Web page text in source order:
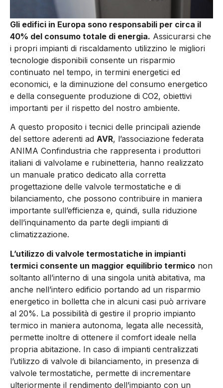
Gli edifici in Europa sono responsabili per circa il
40% del consumo totale di energia. Assicurarsi che
i propri impianti di riscaldamento utilizzino le migliori
tecnologie disponibili consente un risparmio
continuato nel tempo, in termini energetici ed
economici, e la diminuzione del consumo energetico
e della conseguente produzione di CO2, obiettivi
importanti per il rispetto del nostro ambiente.
A questo proposito i tecnici delle principali aziende
del settore aderenti ad AVR, l’associazione federata
ANIMA Confindustria che rappresenta i produttori
italiani di valvolame e rubinetteria, hanno realizzato
un manuale pratico dedicato alla corretta
progettazione delle valvole termostatiche e di
bilanciamento, che possono contribuire in maniera
importante sull’efficienza e, quindi, sulla riduzione
dell’inquinamento da parte degli impianti di
climatizzazione.
L’utilizzo di valvole termostatiche in impianti
termici consente un maggior equilibrio termico non
soltanto all’interno di una singola unità abitativa, ma
anche nell’intero edificio portando ad un risparmio
energetico in bolletta che in alcuni casi può arrivare
al 20%. La possibilità di gestire il proprio impianto
termico in maniera autonoma, legata alle necessità,
permette inoltre di ottenere il comfort ideale nella
propria abitazione. In caso di impianti centralizzati
l’utilizzo di valvole di bilanciamento, in presenza di
valvole termostatiche, permette di incrementare
ulteriormente il rendimento dell’impianto con un